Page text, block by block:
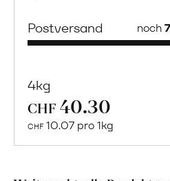
Postversand noch
4kg
CHF 40.30
CHF 10.07 pro 1kg